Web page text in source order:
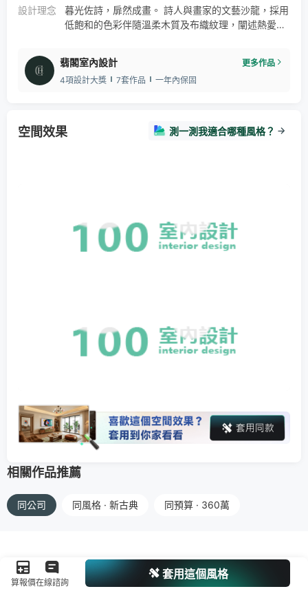
設計理念
暮光佐詩，扉然成畫。 詩人與畫家的文藝沙龍，採用
低飽和的色彩伴隨溫柔木質及布織紋理，闡述熱愛藝
布，牆扉之間均是未來畫件的陳列。軒敞開闊的公領
域以不同地材創造區域性，客廳、書房為木質地板，
茗，任談笑盡歡流動在空間中與
翡閣室內設計
更多作品
4項設計大獎
7套作品 一年內保固
空間效果 測一測我適合哪種風格？
相關作品推薦
同公司 同風格 · 新古典 同預算 · 360萬
算報價在線諮詢
套用這個風格